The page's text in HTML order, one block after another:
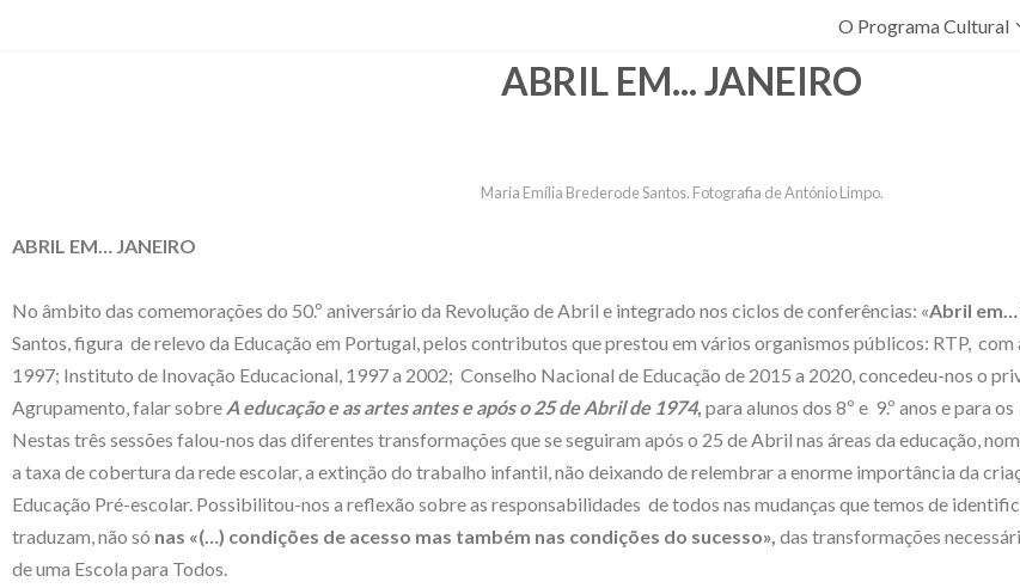
O Programa Cultural
ABRIL EM... JANEIRO
Maria Emília Brederode Santos. Fotografia de António Limpo.
ABRIL EM… JANEIRO
No âmbito das comemorações do 50.º aniversário da Revolução de Abril e integrado nos ciclos de conferências: «Abril
Santos, figura de relevo da Educação em Portugal, pelos contributos que prestou em vários organismos públicos: RTP, com
1997; Instituto de Inovação Educacional, 1997 a 2002; Conselho Nacional de Educação de 2015 a 2020, concedeu-nos o
Agrupamento, falar sobre A educação e as artes antes e após o 25 de Abril de 1974, para alunos dos 8º e 9.º anos e para
Nestas três sessões falou-nos das diferentes transformações que se seguiram após o 25 de Abril nas áreas da educação,
a taxa de cobertura da rede escolar, a extinção do trabalho infantil, não deixando de relembrar a enorme importância da
Educação Pré-escolar. Possibilitou-nos a reflexão sobre as responsabilidades de todos nas mudanças que temos de
traduzam, não só nas «(…) condições de acesso mas também nas condições do sucesso», das transformações
de uma Escola para Todos.